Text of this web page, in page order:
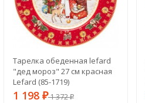
Тарелка обеденная lefard
"дед мороз" 27 см красная
Lefard (85-1719)
1 198 ₽1 372₽